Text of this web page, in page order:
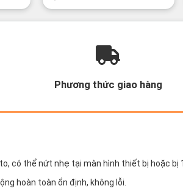
Phương thức giao hàng
có thể nứt nhẹ tại màn hình thiết bị hoặc
hoàn toàn ổn định, không lỗi.